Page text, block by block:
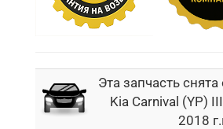
Эта запчасть
Kia Carnival (YP)
2018